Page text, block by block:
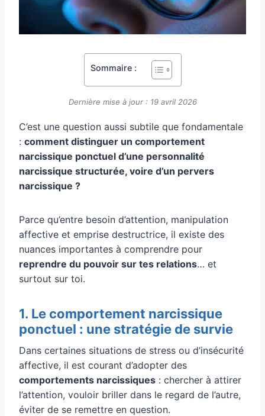
Sommaire :
Dernière mise à jour : 19 avril 2026
C’est une question aussi subtile que fondamentale
: comment distinguer un comportement
narcissique ponctuel d’une personnalité
narcissique structurée, voire d’un pervers
narcissique ?
Parce qu’entre besoin d’attention, manipulation
affective et emprise destructrice, il existe des
nuances importantes à comprendre pour
reprendre du pouvoir sur tes relations… et
surtout sur toi.
1. Le comportement narcissique
ponctuel : une stratégie de survie
Dans certaines situations de stress ou d’insécurité
affective, il est courant d’adopter des
comportements narcissiques : chercher à attirer
l’attention, vouloir briller dans le regard de l’autre,
éviter de se remettre en question.